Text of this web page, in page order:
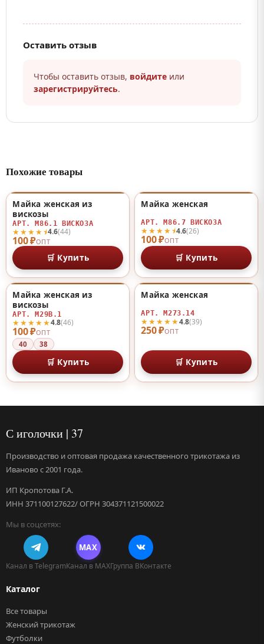
Оставить отзыв
Чтобы оставить отзыв, войдите или
зарегистрируйтесь.
Похожие товары
100 ₽ОПТ
★★★★⯨4.6(44)
Майка женская из
вискозы
АРТ. М86.1 ВИСКОЗА
🛒 Купить
100 ₽ОПТ
★★★★⯨4.6(26)
Майка женская
АРТ. М86.7 ВИСКОЗА
🛒 Купить
100 ₽ОПТ
★★★★★4.8(46)
Майка женская из
вискозы
АРТ. М29В.1
40 38
🛒 Купить
250 ₽ОПТ
★★★★★4.8(39)
Майка женская
АРТ. М273.14
🛒 Купить
С иголочки | 37
Производство и оптовая продажа качественного трикотажа из
Иваново с 2001 года.
ИП Кропотова Г.А.
ИНН 371100127622/ ОГРН 304371121500022
Мы в соцсетях:
Канал в Telegram
MAX
Канал в MAXГруппа ВКонтакте
Каталог
Все товары
Женский трикотаж
Футболки